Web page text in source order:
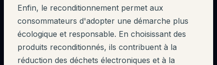
Enfin, le reconditionnement permet aux
consommateurs d'adopter une démarche plus
écologique et responsable. En choisissant des
produits reconditionnés, ils contribuent à la
réduction des déchets électroniques et à la